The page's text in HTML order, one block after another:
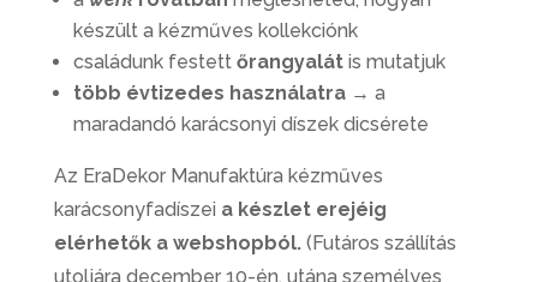
készült a kézműves kollekciónk
családunk festettőrangyalát is mutatjuk
több évtizedes használatra→ a
maradandó karácsonyi díszek dicsérete
Az EraDekor Manufaktúra kézműves
karácsonyfadíszei a készlet erejéig
elérhetők a webshopból.(Futáros szállítás
utoljára december 10-én, utána személyes